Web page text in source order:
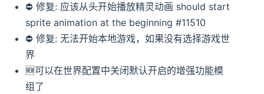
⛔️️ 修复: 应该从头开始播放精灵动画 should start
sprite animation at the beginning #11510
⛔️️ 修复: 无法开始本地游戏，如果没有选择游戏世
界
🆕️️可以在世界配置中关闭默认开启的增强功能模
组了